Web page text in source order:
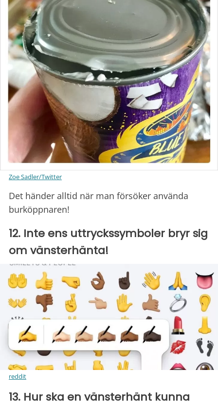
Zoe Sadler/Twitter
Det händer alltid när man försöker använda
burköppnaren!
12. Inte ens uttryckssymboler bryr sig
om vänsterhänta!
reddit
13. Hur ska en vänsterhänt kunna